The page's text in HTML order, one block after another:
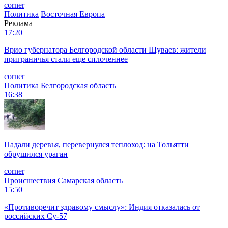
corner
Политика Восточная Европа
Реклама
17:20
Врио губернатора Белгородской области Шуваев: жители
приграничья стали еще сплоченнее
corner
Политика Белгородская область
16:38
Падали деревья, перевернулся теплоход: на Тольятти
обрушился ураган
corner
Происшествия Самарская область
15:50
«Противоречит здравому смыслу»: Индия отказалась от
российских Су-57